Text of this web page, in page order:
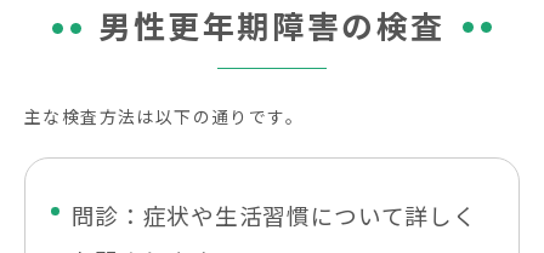
男性更年期障害の検査
主な検査方法は以下の通りです。
問診：症状や生活習慣について詳しく